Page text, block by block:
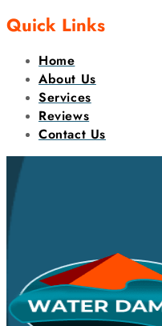
Quick Links
Home
About Us
Services
Reviews
Contact Us